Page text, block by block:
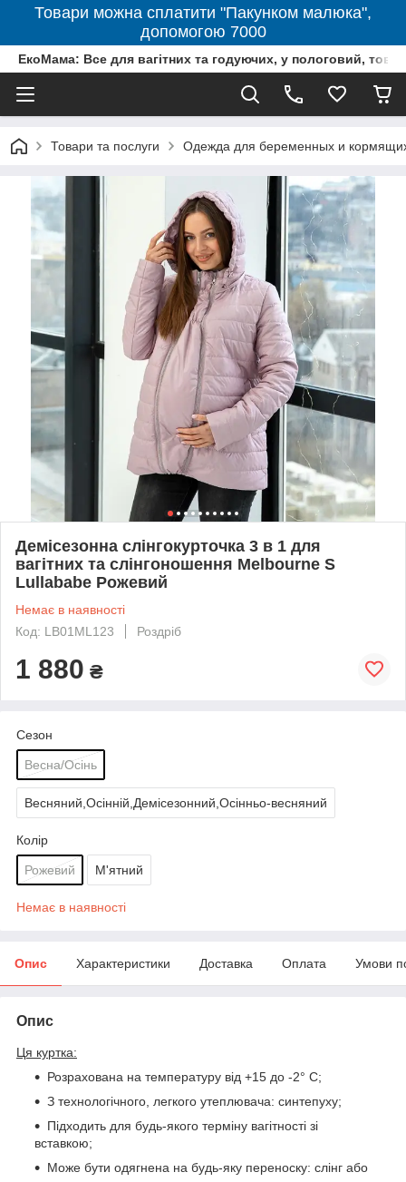
Товари можна сплатити "Пакунком малюка",
допомогою 7000
ЕкоМама: Все для вагітних та годуючих, у пологовий,
Товари та послуги Одежда для беременных и
Демісезонна слінгокурточка 3 в 1 для
вагітних та слінгоношення Melbourne S
Lullababe Рожевий
Немає в наявності
Код: LB01ML123
Роздріб
1 880 ₴
Сезон
Весна/Осінь
Весняний,Осінній,Демісезонний,Осінньо-весняний
Колір
Рожевий М'ятний
Немає в наявності
Опис Характеристики Доставка Оплата Умови
Опис
Ця куртка:
Розрахована на температуру від +15 до -2° C;
З технологічного, легкого утеплювача: синтепуху;
Підходить для будь-якого терміну вагітності зі
вставкою;
Може бути одягнена на будь-яку переноску: слінг або